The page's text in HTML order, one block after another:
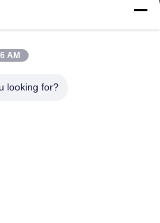
kim
Các Sản Phẩm
Về Chúng Tôi
AM
looking for?